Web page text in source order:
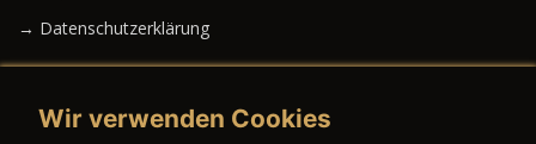
→ Datenschutzerklärung
Wir verwenden Cookies